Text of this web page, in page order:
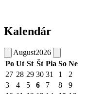
Kalendár
August2026
Po Ut St Št Pia So Ne
27 28 29 30 31 1
2
3
4 5 6 7 8
9